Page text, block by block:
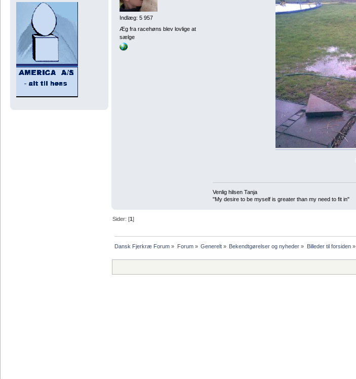
Indlæg: 5 957
Æg fra racehøns blev lovlige at
sælge
Venlig hilsen Tanja
"My desire to be myself is greater than my need to fit in"
Sider: [1]
Dansk Fjerkræ Forum » Forum» Generelt» Bekendtgørelser og nyheder » Billeder til forsiden»